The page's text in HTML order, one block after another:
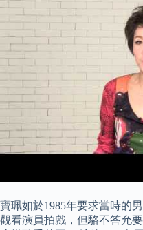
寶珮如於1985年要求當時的
觀看演員拍戲，但駱不答允